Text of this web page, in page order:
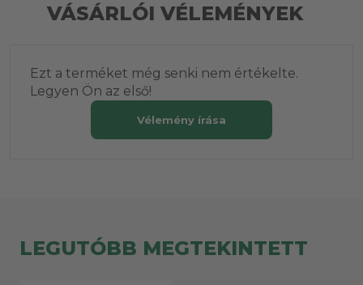
VÁSÁRLÓI VÉLEMÉNYEK
Ezt a terméket még senki nem értékelte.
Legyen Ön az első!
Vélemény írása
LEGUTÓBB MEGTEKINTETT